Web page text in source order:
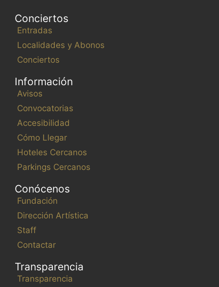
Conciertos
Entradas
Localidades y Abonos
Conciertos
Información
Avisos
Convocatorias
Accesibilidad
Cómo Llegar
Hoteles Cercanos
Parkings Cercanos
Conócenos
Fundación
Dirección Artística
Staff
Contactar
Transparencia
Transparencia